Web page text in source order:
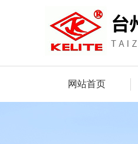
网站首页